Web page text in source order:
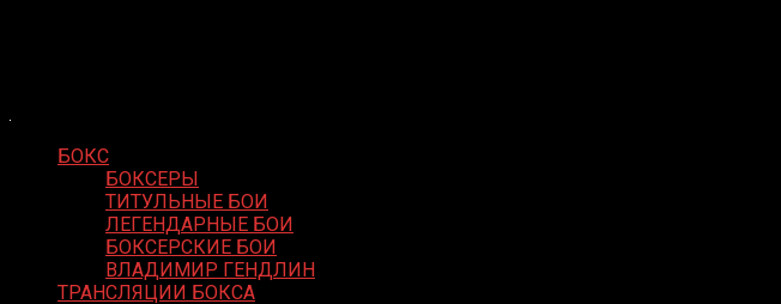
БОКС
БОКСЕРЫ
ТИТУЛЬНЫЕ БОИ
ЛЕГЕНДАРНЫЕ БОИ
БОКСЕРСКИЕ БОИ
ВЛАДИМИР ГЕНДЛИН
ТРАНСЛЯЦИИ БОКСА